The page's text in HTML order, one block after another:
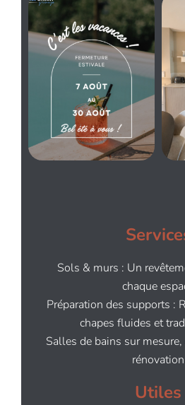
Sols & murs : Un
chaque
Préparation des supports :
chapes fluides et
Salles de bains sur
rénovation
Utiles